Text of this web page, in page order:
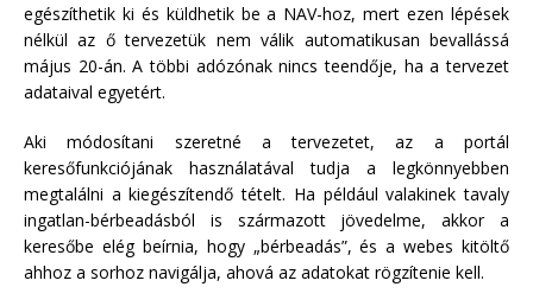
egészíthetik ki és küldhetik be a NAV-hoz, mert ezen lépések
nélkül az ő tervezetük nem válik automatikusan bevallássá
május 20-án. A többi adózónak nincs teendője, ha a tervezet
adataival egyetért.
Aki módosítani szeretné a tervezetet, az a portál
keresőfunkciójának használatával tudja a legkönnyebben
megtalálni a kiegészítendő tételt. Ha például valakinek tavaly
ingatlan-bérbeadásból is származott jövedelme, akkor a
keresőbe elég beírnia, hogy „bérbeadás”, és a webes kitöltő
ahhoz a sorhoz navigálja, ahová az adatokat rögzítenie kell.